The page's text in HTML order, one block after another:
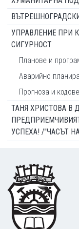
УПРАВЛЕНИЕ ПРИ
СИГУРНОСТ
Планове и
Аварийно
Прогноза и
ТАНЯ ХРИСТОВА В
УСПЕХА! /"ЧАСЪТ
Footer